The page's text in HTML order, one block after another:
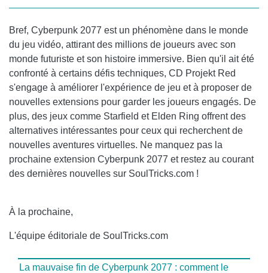
Bref, Cyberpunk 2077 est un phénomène dans le monde
du jeu vidéo, attirant des millions de joueurs avec son
monde futuriste et son histoire immersive. Bien qu'il ait été
confronté à certains défis techniques, CD Projekt Red
s'engage à améliorer l'expérience de jeu et à proposer de
nouvelles extensions pour garder les joueurs engagés. De
plus, des jeux comme Starfield et Elden Ring offrent des
alternatives intéressantes pour ceux qui recherchent de
nouvelles aventures virtuelles. Ne manquez pas la
prochaine extension Cyberpunk 2077 et restez au courant
des dernières nouvelles sur SoulTricks.com !
À la prochaine,
L'équipe éditoriale de SoulTricks.com
La mauvaise fin de Cyberpunk 2077 : comment le